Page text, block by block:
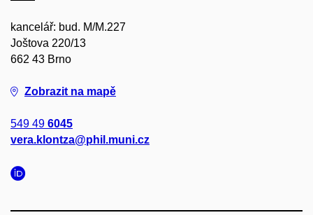
kancelář: bud. M/M.227
Joštova 220/13
662 43 Brno
Zobrazit na mapě
549 49 6045
vera.klontza@phil.muni.cz